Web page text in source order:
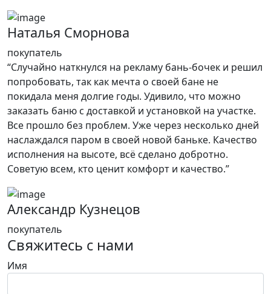
Наталья Сморнова
покупатель
“Случайно наткнулся на рекламу бань-бочек и решил
попробовать, так как мечта о своей бане не
покидала меня долгие годы. Удивило, что можно
заказать баню с доставкой и установкой на участке.
Все прошло без проблем. Уже через несколько дней
наслаждался паром в своей новой баньке. Качество
исполнения на высоте, всё сделано добротно.
Советую всем, кто ценит комфорт и качество.”
Александр Кузнецов
покупатель
Свяжитесь с нами
Имя